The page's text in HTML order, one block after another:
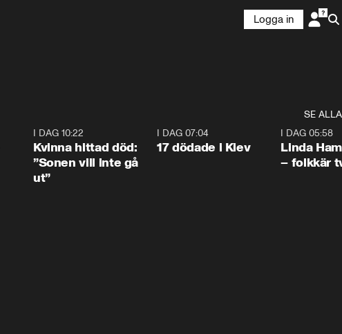
Logga in
SE ALLA
I DAG 10:22
Kvinna hittad död:
”Sonen vill inte gå
ut”
I DAG 07:04
17 dödade i Kiev
I DAG 05:58
Linda
– folkkär